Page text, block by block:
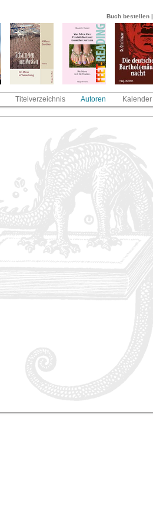
Buch bestellen |
Titelverzeichnis Autoren Kalender